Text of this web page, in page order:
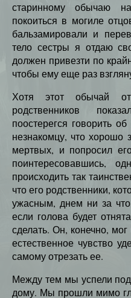
старинному обычаю
покоиться в могиле
бальзамировали и
тело сестры я отдаю
должен привезти по
чтобы ему еще раз
Хотя этот обычай
родственников
поостерегся говорить
незнакомцу, что хорошо
мертвых, и попросил
поинтересовавшись,
происходить так
что его родственники,
ужасным, днем ни за
если голова будет
сделать. Он, конечно,
естественное чувство
самому отрезать ее.
Между тем мы успели
дому. Мы прошли мимо